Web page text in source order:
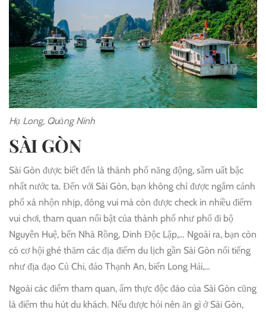
Hạ Long, Quảng Ninh
SÀI GÒN
Sài Gòn được biết đến là thành phố năng động, sầm uất bậc
nhất nước ta. Đến với Sài Gòn, bạn không chỉ được ngắm cảnh
phố xá nhộn nhịp, đông vui mà còn được check in nhiều điểm
vui chơi, tham quan nổi bật của thành phố như phố đi bộ
Nguyễn Huệ, bến Nhà Rồng, Dinh Độc Lập,… Ngoài ra, bạn còn
có cơ hội ghé thăm các địa điểm du lịch gần Sài Gòn nổi tiếng
như địa đạo Củ Chi, đảo Thạnh An, biển Long Hải,…
Ngoài các điểm tham quan, ẩm thực độc đáo của Sài Gòn cũng
là điểm thu hút du khách. Nếu được hỏi nên ăn gì ở Sài Gòn,